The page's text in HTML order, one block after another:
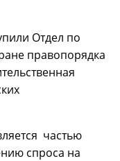
Отдел по
правопорядка
частью
спроса на